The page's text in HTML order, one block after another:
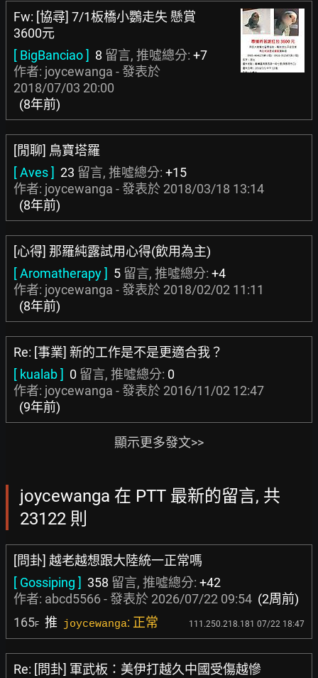
Fw: [協尋] 7/1板橋小鸚走失 懸賞
3600元
[ BigBanciao ] 8 留言, 推噓總分: +7
作者: joycewanga - 發表於
2018/07/03 20:00
(8年前)
[閒聊] 鳥寶塔羅
[ Aves ] 23 留言, 推噓總分: +15
作者: joycewanga - 發表於 2018/03/18 13:14
(8年前)
[心得] 那羅純露試用心得(飲用為主)
[ Aromatherapy ] 5 留言, 推噓總分: +4
作者: joycewanga - 發表於 2018/02/02 11:11
(8年前)
Re: [事業] 新的工作是不是更適合我？
[ kualab ] 0 留言, 推噓總分: 0
作者: joycewanga - 發表於 2016/11/02 12:47
(9年前)
顯示更多發文>>
joycewanga 在 PTT 最新的留言, 共
23122 則
[問卦] 越老越想跟大陸統一正常嗎
[ Gossiping ] 358 留言, 推噓總分: +42
作者: abcd5566- 發表於 2026/07/22 09:54 (2周前)
165F 推 joycewanga: 正常 111.250.218.181 07/22 18:47
Re: [問卦] 軍武板：美伊打越久中國受傷越慘